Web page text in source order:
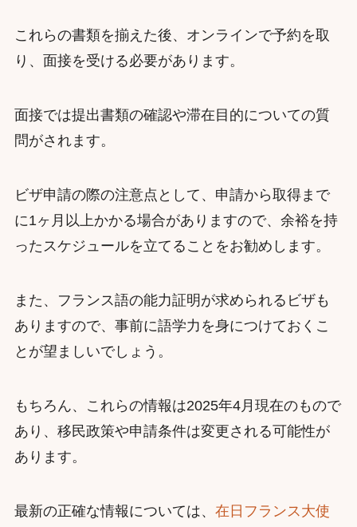
これらの書類を揃えた後、オンラインで予約を取
り、面接を受ける必要があります。
面接では提出書類の確認や滞在目的についての質
問がされます。
ビザ申請の際の注意点として、申請から取得まで
に1ヶ月以上かかる場合がありますので、余裕を持
ったスケジュールを立てることをお勧めします。
また、フランス語の能力証明が求められるビザも
ありますので、事前に語学力を身につけておくこ
とが望ましいでしょう。
もちろん、これらの情報は2025年4月現在のもので
あり、移民政策や申請条件は変更される可能性が
あります。
最新の正確な情報については、 在日フランス大使